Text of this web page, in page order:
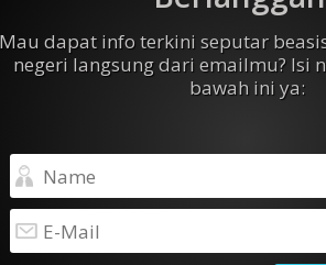
Beasiswa S2 dari Yayasan
Justus & Louise Van Effen,
Belanda
October 25, 2019
In "Beasiswa Luar Negeri"
October
dapat info terkini seputar
negeri langsung dari emailmu? Isi
bawah ini ya: